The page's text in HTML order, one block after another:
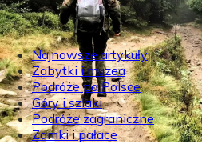
Najnowsze artykuły
Zabytki i muzea
Podróże po Polsce
Góry i szlaki
Podróże zagraniczne
Zamki i pałace